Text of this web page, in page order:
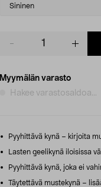
variant
Sininen
Myymälän varasto
Hakee varastosaldoa...
Pyyhittävä kynä – kirjoita
Lasten geelikynä iloisissa
Pyyhittävä kynä, joka ei
Täytettävä mustekynä –